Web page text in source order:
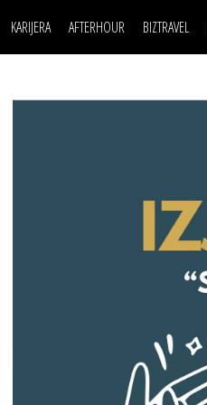
KARIJERA AFTERHOUR BIZTRAVEL
POSAO
MOJ UGAO
FILM I SCENA
AUTO SVET